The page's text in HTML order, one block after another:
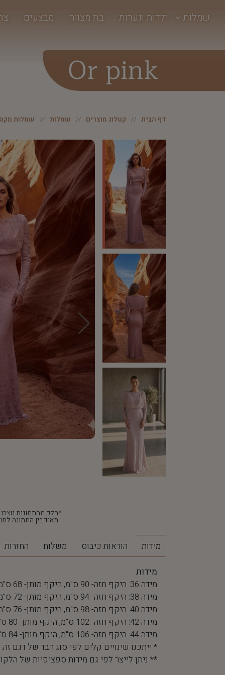
שמלות ילדות ונערות בת מצווה מבצעים
Or pink
דף הבית קטלוג מוצרים שמלות שמלות
מאוד בין התמונה
מידות הוראות כיבוס משלוח החזרות
מידות
מידה 36: היקף חזה- 90 ס"מ, היקף מותן- 68 ס"מ
מידה 38: היקף חזה- 94 ס"מ, היקף מותן- 72 ס"מ
מידה 40: היקף חזה- 98 ס"מ, היקף מותן- 76 ס"מ
מידה 42: היקף חזה- 102 ס"מ, היקף מותן- 80 ס"מ
מידה 44: היקף חזה- 106 ס"מ, היקף מותן- 84 ס"מ
* ייתכנו שינויים קלים לפי סוג הבד של דגם
** ניתן לייצר לפי גם מידות ספציפיות של